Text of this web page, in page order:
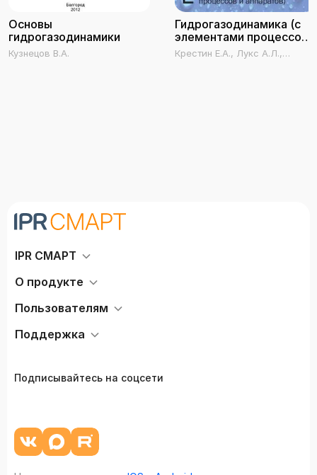
Основы
гидрогазодинамики
Кузнецов В.А.
Гидрогазодинамика (с
элементами процессов
и аппаратов)
Крестин Е.А., Лукс А.Л.,
IPR СМАРТ
О продукте
Пользователям
Поддержка
Подписывайтесь на соцсети